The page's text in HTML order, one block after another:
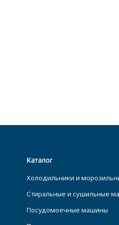
Каталог
Холодильники и
Стиральные и сушильные
Посудомоечные машины